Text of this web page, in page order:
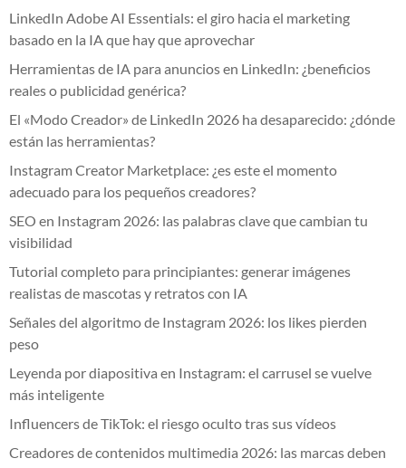
LinkedIn Adobe AI Essentials: el giro hacia el marketing
basado en la IA que hay que aprovechar
Herramientas de IA para anuncios en LinkedIn: ¿beneficios
reales o publicidad genérica?
El «Modo Creador» de LinkedIn 2026 ha desaparecido: ¿dónde
están las herramientas?
Instagram Creator Marketplace: ¿es este el momento
adecuado para los pequeños creadores?
SEO en Instagram 2026: las palabras clave que cambian tu
visibilidad
Tutorial completo para principiantes: generar imágenes
realistas de mascotas y retratos con IA
Señales del algoritmo de Instagram 2026: los likes pierden
peso
Leyenda por diapositiva en Instagram: el carrusel se vuelve
más inteligente
Influencers de TikTok: el riesgo oculto tras sus vídeos
Creadores de contenidos multimedia 2026: las marcas deben